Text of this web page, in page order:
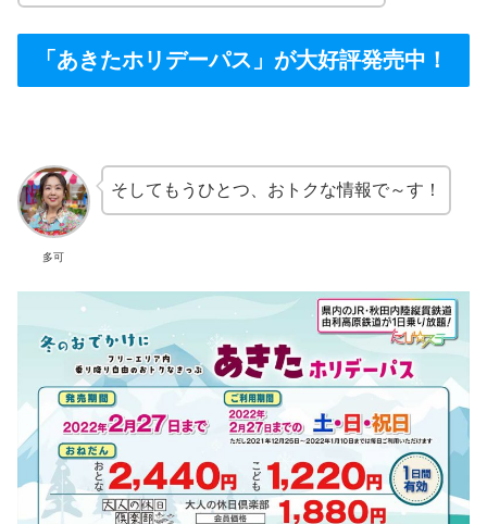
「あきたホリデーパス」が大好評発売中！
多可
そしてもうひとつ、おトクな情報で～す！